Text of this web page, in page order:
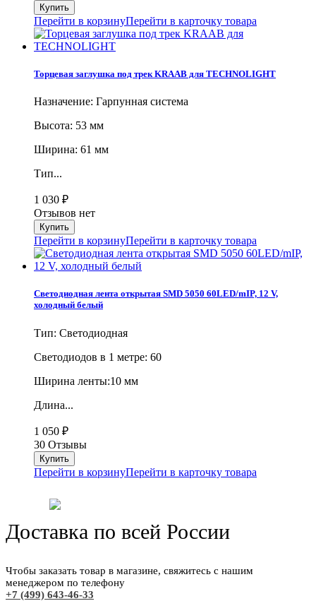
Перейти в корзинуПерейти в карточку товара
Торцевая заглушка под трек KRAAB для TECHNOLIGHT
Назначение: Гарпунная система
Высота: 53 мм
Ширина: 61 мм
Тип...
1 030 ₽
Отзывов нет
Перейти в корзинуПерейти в карточку товара
Светодиодная лента открытая SMD 5050 60LED/mIP, 12 V,
холодный белый
Тип: Светодиодная
Cветодиодов в 1 метре: 60
Ширина ленты:10 мм
Длина...
1 050 ₽
30 Отзывы
Перейти в корзинуПерейти в карточку товара
Доставка по всей России
Чтобы заказать товар в магазине, свяжитесь с нашим
менеджером по телефону
+7 (499) 643-46-33